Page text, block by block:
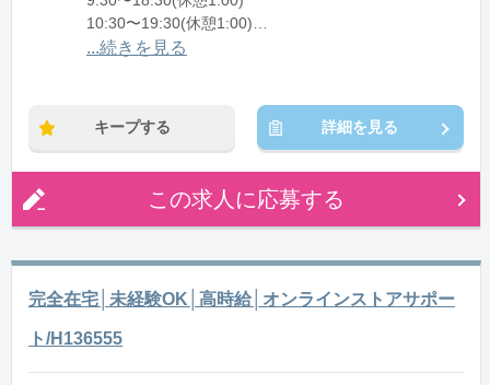
10:30〜19:30(休憩1:00)
11:30〜20:30(休憩1:00)
...続きを見る
キープする 詳細を見る
この求人に応募する
完全在宅│未経験OK│高時給│オンラインストアサポー
ト/H136555